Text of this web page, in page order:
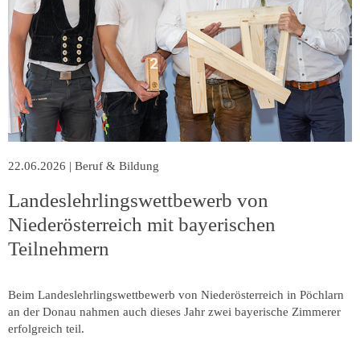
22.06.2026 | Beruf & Bildung
Landeslehrlingswettbewerb von
Niederösterreich mit bayerischen
Teilnehmern
Beim Landeslehrlingswettbewerb von Niederösterreich in Pöchlarn
an der Donau nahmen auch dieses Jahr zwei bayerische Zimmerer
erfolgreich teil.